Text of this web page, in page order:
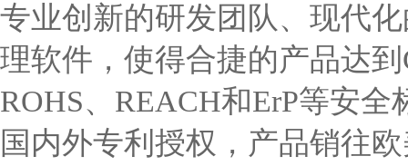
专业创新的研发团队、现代
理软件，使得合捷的产品达
ROHS、REACH和ErP等安
国内外专利授权，产品销往